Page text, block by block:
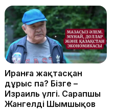
Иранға жақтасқан
дұрыс па? Бізге –
Израиль үлгі. Сарапшы
Жангелді Шымшықов